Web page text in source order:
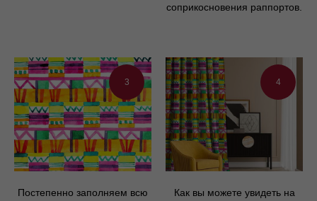
соприкосновения раппортов.
3
Постепенно заполняем всю
4
Как вы можете увидеть на